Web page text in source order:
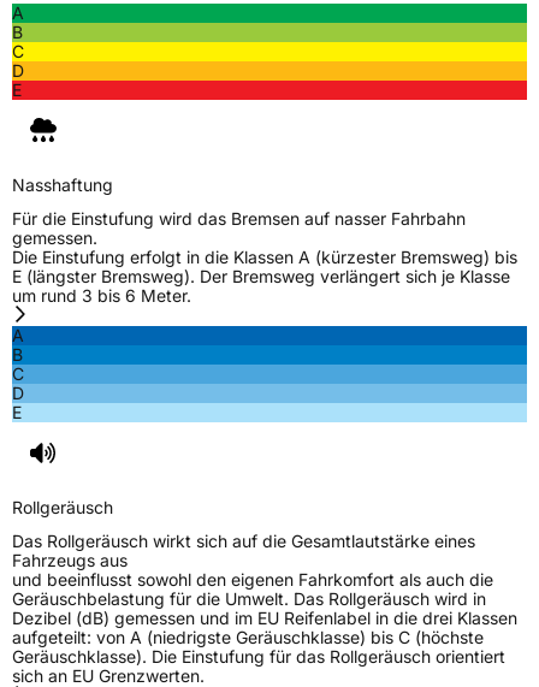
A
B
C
D
E
Nasshaftung
Für die Einstufung wird das Bremsen auf nasser Fahrbahn
gemessen.
Die Einstufung erfolgt in die Klassen A (kürzester Bremsweg) bis
E (längster Bremsweg). Der Bremsweg verlängert sich je Klasse
um rund 3 bis 6 Meter.
A
B
C
D
E
Rollgeräusch
Das Rollgeräusch wirkt sich auf die Gesamtlautstärke eines
Fahrzeugs aus
und beeinflusst sowohl den eigenen Fahrkomfort als auch die
Geräuschbelastung für die Umwelt. Das Rollgeräusch wird in
Dezibel (dB) gemessen und im EU Reifenlabel in die drei Klassen
aufgeteilt: von A (niedrigste Geräuschklasse) bis C (höchste
Geräuschklasse). Die Einstufung für das Rollgeräusch orientiert
sich an EU Grenzwerten.